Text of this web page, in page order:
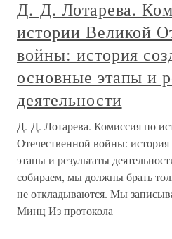
Д. Д. Лотарева.
истории Великой
войны: история
основные этапы и
деятельности
Д. Д. Лотарева. Комиссия по
Отечественной войны:
этапы и результаты
собираем, мы должны брать
не откладываются. Мы
Минц Из протокола